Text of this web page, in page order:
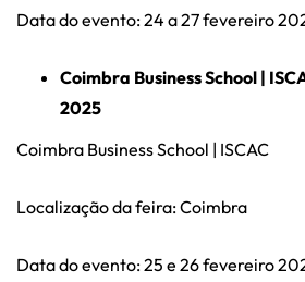
Data do evento: 24 a 27 fevereiro
Coimbra Business School |
2025
Coimbra Business School | ISCAC
Localização da feira: Coimbra
Data do evento: 25 e 26 fevereiro